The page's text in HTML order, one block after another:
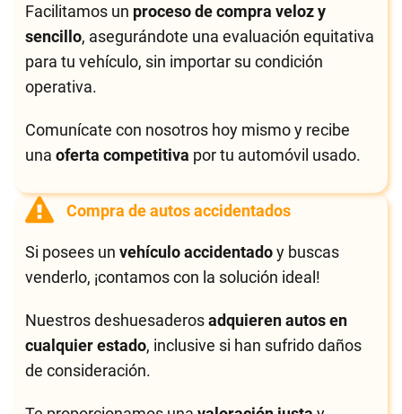
Facilitamos un proceso de compra veloz y
sencillo, asegurándote una evaluación equitativa
para tu vehículo, sin importar su condición
operativa.
Comunícate con nosotros hoy mismo y recibe
unaoferta competitiva por tu automóvil usado.
Compra de autos accidentados
Si posees unvehículo accidentadoy buscas
venderlo, ¡contamos con la solución ideal!
Nuestros deshuesaderosadquieren autos en
cualquier estado, inclusive si han sufrido daños
de consideración.